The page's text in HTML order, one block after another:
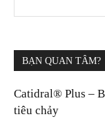
BẠN QUAN TÂM?
Catidral® Plus –
tiêu chảy